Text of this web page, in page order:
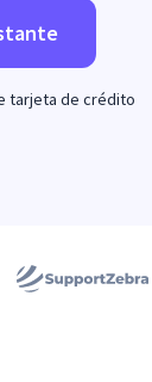
tarjeta de crédito